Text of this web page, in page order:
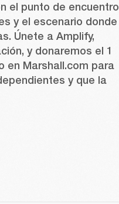
el punto de encuentro
y el escenario donde
Únete a Amplify,
y donaremos el 1
en Marshall.com para
y que la